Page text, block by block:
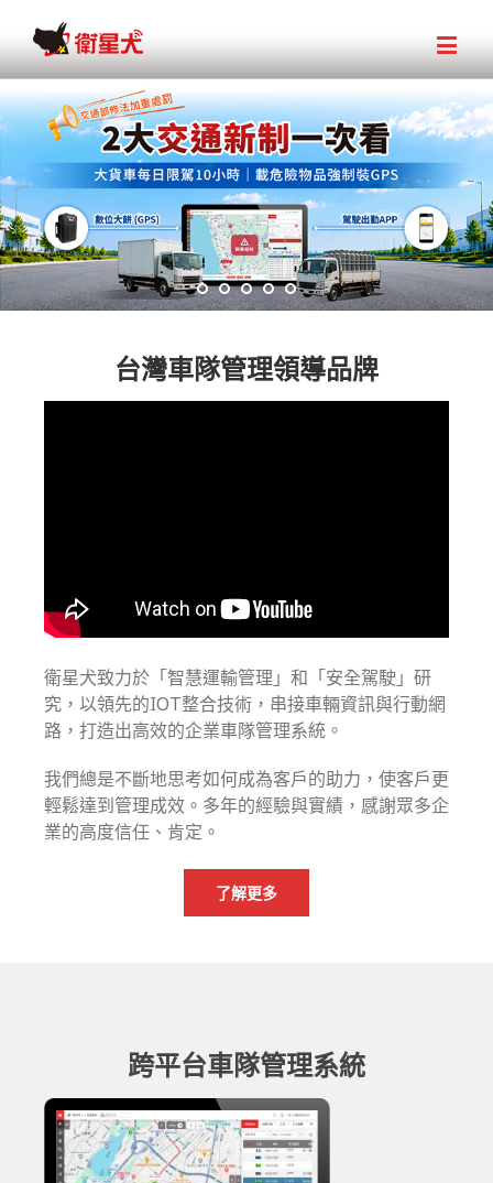
台灣車隊管理領導品牌
衛星犬致力於「智慧運輸管理」和「安全駕駛」研
究，以領先的IOT整合技術，串接車輛資訊與行動網
路，打造出高效的企業車隊管理系統。
我們總是不斷地思考如何成為客戶的助力，使客戶更
輕鬆達到管理成效。多年的經驗與實績，感謝眾多企
業的高度信任、肯定。
了解更多
​跨平台車隊管理系統